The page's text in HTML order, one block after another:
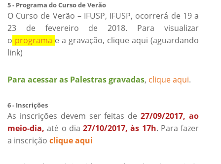
5 - Programa do Curso de Verão
O Curso de Verão – IFUSP, IFUSP, ocorrerá de 19a
23 de fevereiro de 2018. Para visualizar
o programa e a gravação, clique aqui (aguardando
link)
Para acessar as Palestras gravadas, clique aqui.
6 - Inscrições
As inscrições devem ser feitas de27/09/2017, ao
meio-dia, até o dia 27/10/2017, às 17h. Para fazer
a inscrição clique aqui